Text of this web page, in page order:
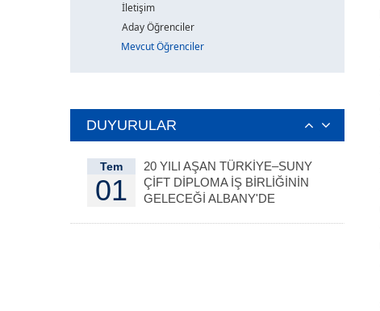
İletişim
Aday Öğrenciler
Mevcut Öğrenciler
DUYURULAR
Tem
01
20 YILI AŞAN TÜRKİYE–SUNY
ÇİFT DİPLOMA İŞ BİRLİĞİNİN
GELECEĞİ ALBANY'DE